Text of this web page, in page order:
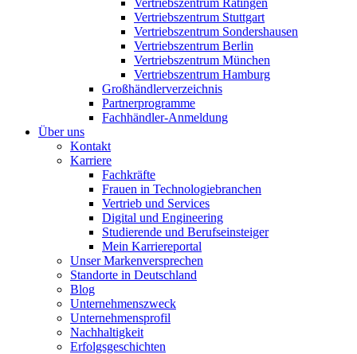
Vertriebszentrum Stuttgart
Vertriebszentrum Sondershausen
Vertriebszentrum Berlin
Vertriebszentrum München
Vertriebszentrum Hamburg
Großhändlerverzeichnis
Partnerprogramme
Fachhändler-Anmeldung
Über uns
Kontakt
Karriere
Fachkräfte
Frauen in Technologiebranchen
Vertrieb und Services
Digital und Engineering
Studierende und Berufseinsteiger
Mein Karriereportal
Unser Markenversprechen
Standorte in Deutschland
Blog
Unternehmenszweck
Unternehmensprofil
Nachhaltigkeit
Erfolgsgeschichten